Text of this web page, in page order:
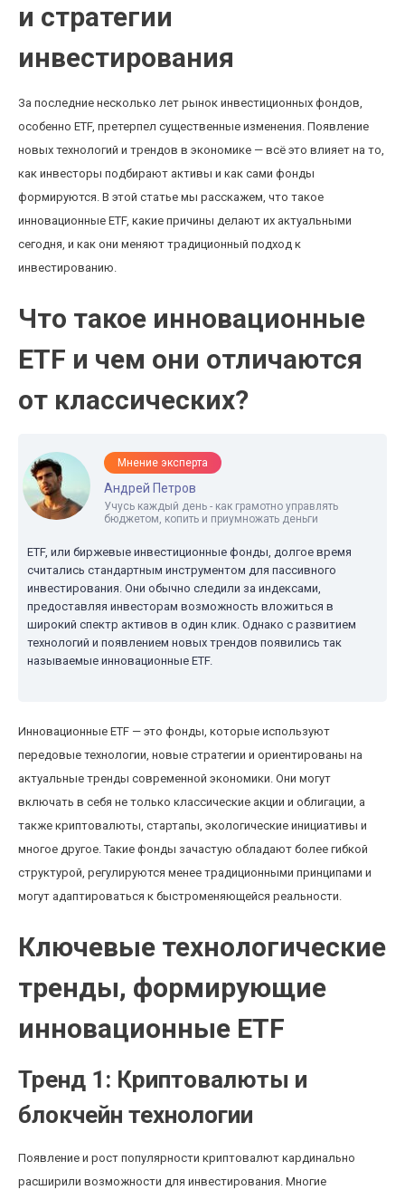
и стратегии
инвестирования
За последние несколько лет рынок инвестиционных фондов,
особенно ETF, претерпел существенные изменения. Появление
новых технологий и трендов в экономике — всё это влияет на то,
как инвесторы подбирают активы и как сами фонды
формируются. В этой статье мы расскажем, что такое
инновационные ETF, какие причины делают их актуальными
сегодня, и как они меняют традиционный подход к
инвестированию.
Что такое инновационные
ETF и чем они отличаются
от классических?
Мнение эксперта
Андрей Петров
Учусь каждый день - как грамотно управлять
бюджетом, копить и приумножать деньги
ETF, или биржевые инвестиционные фонды, долгое время
считались стандартным инструментом для пассивного
инвестирования. Они обычно следили за индексами,
предоставляя инвесторам возможность вложиться в
широкий спектр активов в один клик. Однако с развитием
технологий и появлением новых трендов появились так
называемые инновационные ETF.
Инновационные ETF — это фонды, которые используют
передовые технологии, новые стратегии и ориентированы на
актуальные тренды современной экономики. Они могут
включать в себя не только классические акции и облигации, а
также криптовалюты, стартапы, экологические инициативы и
многое другое. Такие фонды зачастую обладают более гибкой
структурой, регулируются менее традиционными принципами и
могут адаптироваться к быстроменяющейся реальности.
Ключевые технологические
тренды, формирующие
инновационные ETF
Тренд 1: Криптовалюты и
блокчейн технологии
Появление и рост популярности криптовалют кардинально
расширили возможности для инвестирования. Многие